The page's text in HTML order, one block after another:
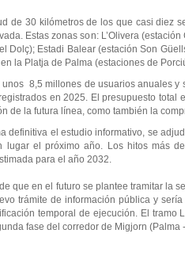
de 30 kilómetros de los que casi diez
Estas zonas son: L’Olivera
Dolç); Estadi Balear (estación Son
la Platja de Palma (estaciones de
8,5 millones de usuarios anuales
en 2025. El presupuesto
de la futura línea, como también la
definitiva el estudio informativo, se
lugar el próximo año. Los hitos más
para el año 2032.
que en el futuro se plantee tramitar la
trámite de información pública y
temporal de ejecución. El
fase del corredor de Migjorn (Palma